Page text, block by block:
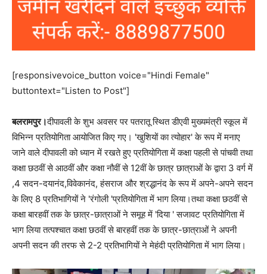
[responsivevoice_button voice="Hindi Female"
buttontext="Listen to Post"]
बलरामपुर।दीपावली के शुभ अवसर पर पतरातू स्थित डीएवी मुख्यमंत्री स्कूल में
विभिन्न प्रतियोगिता आयोजित किए गए। 'खुशियों का त्योहार' के रूप में मनाए
जाने वाले दीपावली को ध्यान में रखते हुए प्रतियोगिता में कक्षा पहली से पांचवी तथा
कक्षा छठवीं से आठवीं और कक्षा नौवीं से 12वीं के छात्र छात्राओं के द्वारा 3 वर्ग में
,4 सदन-दयानंद,विवेकानंद, हंसराज और श्रद्धानंद के रूप में अपने-अपने सदन
के लिए 8 प्रतिभागियों ने 'रंगोली 'प्रतियोगिता में भाग लिया।तथा कक्षा छठवीं से
कक्षा बारहवीं तक के छात्र-छात्राओं ने समूह में 'दिया ' सजावट प्रतियोगिता में
भाग लिया तत्पश्चात कक्षा छठवीं से बारहवीं तक के छात्र-छात्राओं ने अपनी
अपनी सदन की तरफ से 2-2 प्रतिभागियों ने मेहंदी प्रतियोगिता में भाग लिया।